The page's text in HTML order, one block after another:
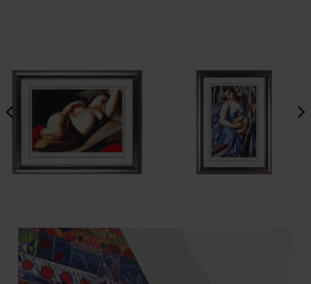
Tamara Łempicka - La Belle
Rafaela